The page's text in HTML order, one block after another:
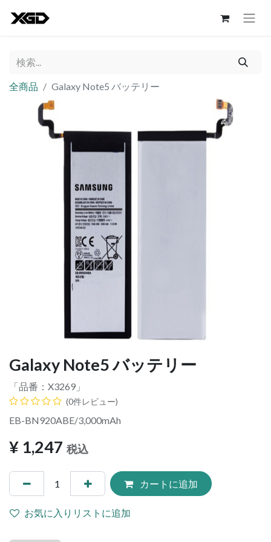
全商品 Galaxy Note5 バッテリー
Galaxy Note5 バッテリー
「品番： X3269 」
(0件レビュー)
EB-BN920ABE/3,000mAh
¥ 1,247 税込
カートに追加
お気に入りリストに追加